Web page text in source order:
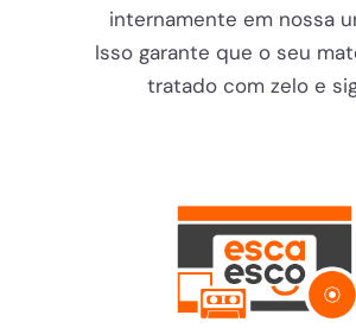
internamente em nossa
Isso garante que o seu
tratado com zelo e